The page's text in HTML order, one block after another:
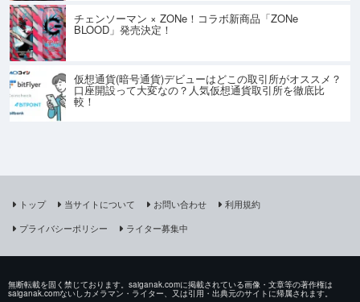
チェンソーマン × ZONe！コラボ新商品「ZONe
BLOOD」発売決定！
仮想通貨(暗号通貨)デビューはどこの取引所がオススメ？
口座開設って大変なの？人気仮想通貨取引所を徹底比
較！
トップ 当サイトについて お問い合わせ
利用規約
プライバシーポリシー
ライター募集中
無断転載を固く禁じております。saiganak.comに掲載されている画像・文章等の著作権は
saiganak.comないしカメラマン・ライター、又は引用・出典元のサイトに帰属されます。